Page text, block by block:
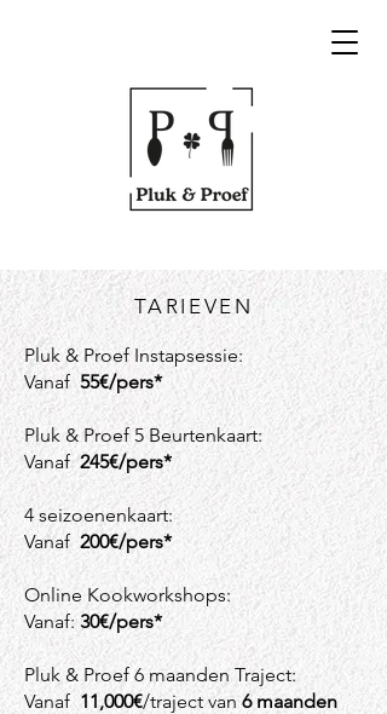
TARIEVEN
Pluk & Proef Instapsessie:
Vanaf55€/pers*
Pluk & Proef 5 Beurtenkaart:
Vanaf245€/pers*
4 seizoenenkaart:
Vanaf 200€/pers*
Online Kookworkshops:
Vanaf:30€/pers*
Pluk & Proef 6 maanden Traject:
Vanaf 11,000€/traject van6 maanden